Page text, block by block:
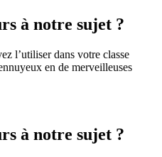
à notre sujet ?
l’utiliser dans votre classe
en de merveilleuses
à notre sujet ?